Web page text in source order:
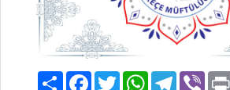
PaylaşFacebook
TwitterWhatsAppTelegram
Viber